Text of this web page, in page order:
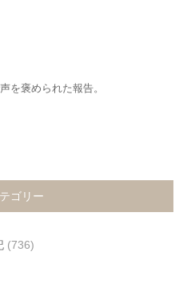
を褒められた報告。
ゴリー
(736)